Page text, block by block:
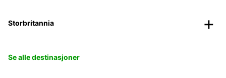
Storbritannia
Se alle destinasjoner